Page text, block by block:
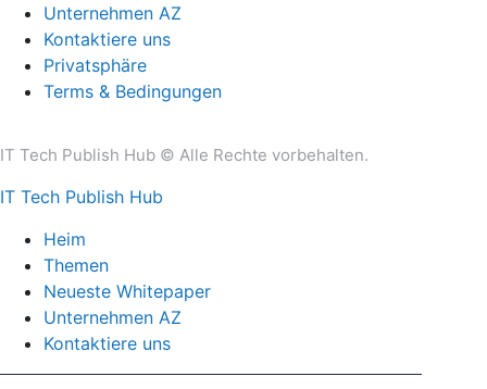
Unternehmen AZ
Kontaktiere uns
Privatsphäre
Terms & Bedingungen
IT Tech Publish Hub © Alle Rechte vorbehalten.
IT Tech Publish Hub
Heim
Themen
Neueste Whitepaper
Unternehmen AZ
Kontaktiere uns